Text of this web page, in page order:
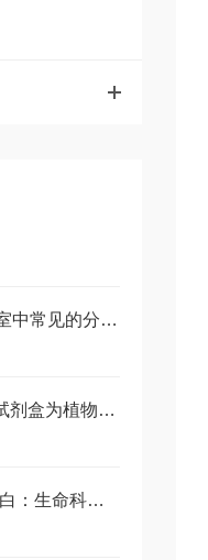
Abcam抗体是实验室中常见的分子识别工具
农杆菌感受态制备试剂盒为植物基因工程研究提供了一种标准化工具
RD systems重组蛋白：生命科学研究的工具